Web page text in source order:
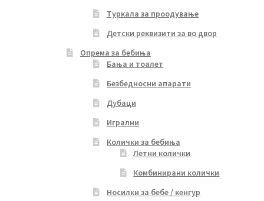
Туркала за проодување
Детски реквизити за во двор
Опрема за бебиња
Бања и тоалет
Безбедносни апарати
Дубаци
Игрални
Колички за бебиња
Летни колички
Комбинирани колички
Носилки за бебе / кенгур